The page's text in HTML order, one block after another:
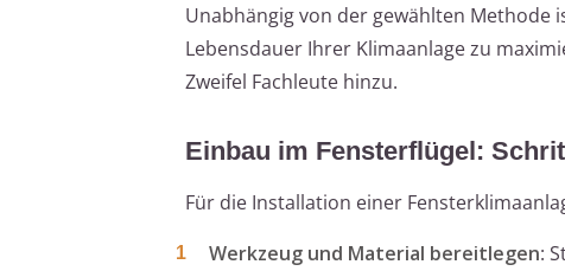
Unabhängig von der gewählten Methode
Lebensdauer Ihrer Klimaanlage zu
Zweifel Fachleute hinzu.
Einbau im Fensterflügel:
Für die Installation einer
Werkzeug und Material bereitlegen: